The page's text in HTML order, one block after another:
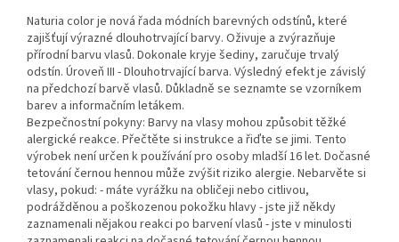
Naturia color je nová řada módních barevných odstínů, které
zajišťují výrazné dlouhotrvající barvy. Oživuje a zvýrazňuje
přírodní barvu vlasů. Dokonale kryje šediny, zaručuje trvalý
odstín. Úroveň III - Dlouhotrvající barva. Výsledný efekt je závislý
na předchozí barvě vlasů. Důkladně se seznamte se vzorníkem
barev a informačním letákem.
Bezpečnostní pokyny: Barvy na vlasy mohou způsobit těžké
alergické reakce. Přečtěte si instrukce a řiďte se jimi. Tento
výrobek není určen k používání pro osoby mladší 16 let. Dočasné
tetování černou hennou může zvýšit riziko alergie. Nebarvěte si
vlasy, pokud: - máte vyrážku na obličeji nebo citlivou,
podrážděnou a poškozenou pokožku hlavy - jste již někdy
zaznamenali nějakou reakci po barvení vlasů - jste v minulosti